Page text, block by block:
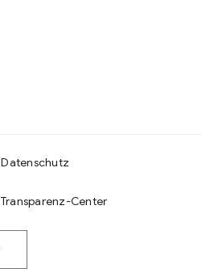
Datenschutz
Transparenz-Center